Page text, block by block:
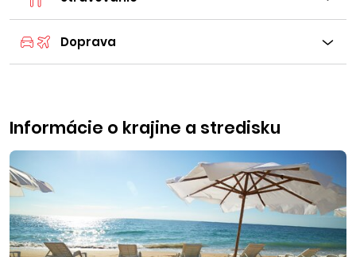
Doprava
Informácie o krajine a stredisku